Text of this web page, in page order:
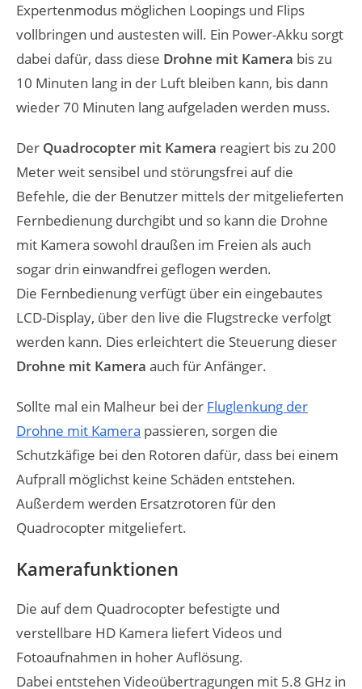
Expertenmodus möglichen Loopings und Flips
vollbringen und austesten will. Ein Power-Akku sorgt
dabei dafür, dass diese Drohne mit Kamera bis zu
10 Minuten lang in der Luft bleiben kann, bis dann
wieder 70 Minuten lang aufgeladen werden muss.
Der Quadrocopter mit Kamera reagiert bis zu 200
Meter weit sensibel und störungsfrei auf die
Befehle, die der Benutzer mittels der mitgelieferten
Fernbedienung durchgibt und so kann die Drohne
mit Kamera sowohl draußen im Freien als auch
sogar drin einwandfrei geflogen werden.
Die Fernbedienung verfügt über ein eingebautes
LCD-Display, über den live die Flugstrecke verfolgt
werden kann. Dies erleichtert die Steuerung dieser
Drohne mit Kamera auch für Anfänger.
Sollte mal ein Malheur bei der Fluglenkung der
Drohne mit Kamera passieren, sorgen die
Schutzkäfige bei den Rotoren dafür, dass bei einem
Aufprall möglichst keine Schäden entstehen.
Außerdem werden Ersatzrotoren für den
Quadrocopter mitgeliefert.
Kamerafunktionen
Die auf dem Quadrocopter befestigte und
verstellbare HD Kamera liefert Videos und
Fotoaufnahmen in hoher Auflösung.
Dabei entstehen Videoübertragungen mit 5.8 GHz in